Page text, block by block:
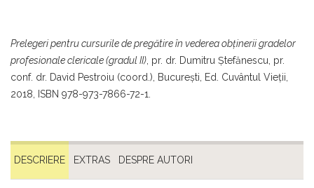
Prelegeri pentru cursurile de pregătire în vederea obţinerii gradelor
profesionale clericale (gradul II) , pr. dr. Dumitru Ştefănescu, pr.
conf. dr. David Pestroiu (coord.), Bucureşti, Ed. Cuvântul Vieţii,
2018, ISBN 978-973-7866-72-1.
DESCRIERE EXTRAS DESPRE AUTORI